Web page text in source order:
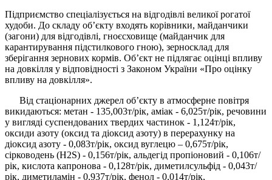
Підприємство спеціалізується на відгодівлі великої рогатої
худоби. До складу об’єкту входять корівники, майданчики
(загони) для відгодівлі, гноєсховище (майданчик для
карантирування підстилкового гною), зерносклад для
зберігання зернових кормів. Об’єкт не підлягає оцінці впливу
на довкілля у відповідності з Законом України «Про оцінку
впливу на довкілля».
Від стаціонарних джерел об’єкту в атмосферне повітря
викидаються: метан - 135,003т/рік, аміак - 6,025т/рік, речовини
у вигляді суспендованих твердих частинок - 1,124т/рік,
оксиди азоту (оксид та діоксид азоту) в перерахунку на
діоксид азоту - 0,083т/рік, оксид вуглецю – 0,675т/рік,
сірководень (H2S) - 0,156т/рік, альдегід пропіоновий - 0,106т/
рік, кислота капронова - 0,128т/рік, диметилсульфід - 0,043т/
рік, диметиламін - 0,937т/рік, фенол - 0,014т/рік,